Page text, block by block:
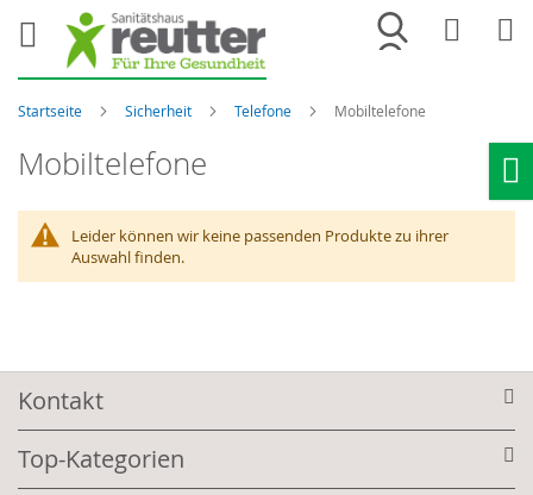
Merkliste
Startseite Sicherheit Telefone Mobiltelefone
Mobiltelefone
Leider können wir keine passenden Produkte zu ihrer
Auswahl finden.
Kontakt
Top-Kategorien